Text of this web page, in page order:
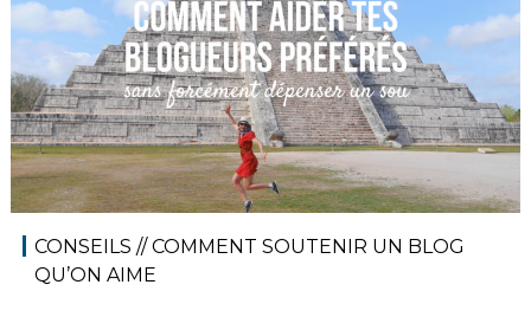
CONSEILS // COMMENT SOUTENIR UN BLOG
QU’ON AIME